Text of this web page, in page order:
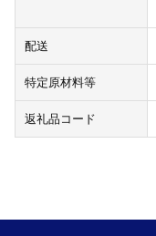
配送
特定原材料等
返礼品コード